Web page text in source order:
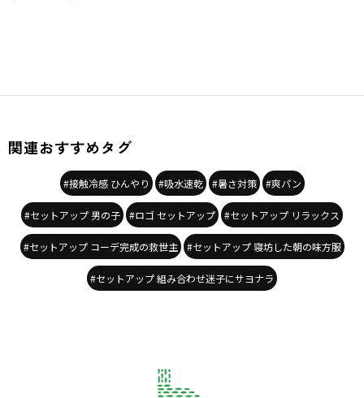
関連おすすめタグ
#接触冷感 ひんやり #吸水速乾 #暑さ対策 #爽パン
#セットアップ 男の子 #ロゴ セットアップ #セットアップ リラックス
#セットアップ コーデ完成の救世主 #セットアップ 寝坊した朝の味方服
#セットアップ 組み合わせ迷子にサヨナラ